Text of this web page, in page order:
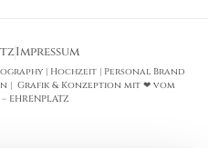
Impressum
| Hochzeit | Personal Brand
| Grafik & Konzeption mit ❤ vom